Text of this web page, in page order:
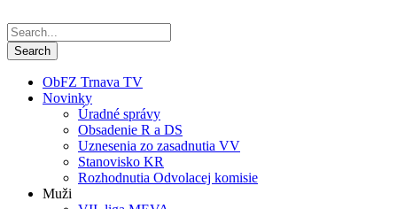
ObFZ Trnava TV
Novinky
Úradné správy
Obsadenie R a DS
Uznesenia zo zasadnutia VV
Stanovisko KR
Rozhodnutia Odvolacej komisie
Muži